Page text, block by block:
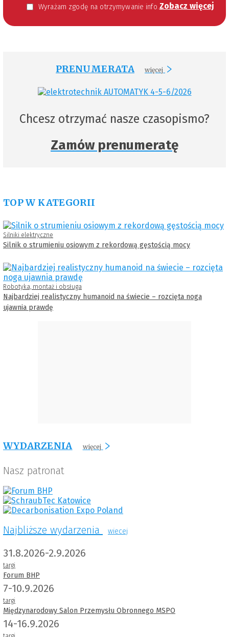
Wyrażam zgodę na otrzymywanie informacji handlowej kierowanej do mnie za pomocą środków komunikacji elektronicznej w szczególności poczty elektronicznej zgodnie z przepisem art. 10 ust 2 ustawy z dnia 18 lipca 2002 roku o świadczeniu usług drogą elektroniczną (Dz. U. 144 z 2002 r. poz. 1204). Zgoda jest dobrowolna, jednak jej wyrażenie jest konieczne, aby otrzymywać newsletter. Zobacz więcej
PRENUMERATA więcej
Chcesz otrzymać nasze czasopismo?
Zamów prenumeratę
TOP W KATEGORII
Silniki elektryczne
Silnik o strumieniu osiowym z rekordową gęstością mocy
Robotyka, montaż i obsługa
Najbardziej realistyczny humanoid na świecie – rozcięta noga
ujawnia prawdę
WYDARZENIA więcej
Nasz patronat
Najbliższe wydarzenia wiecej
31.8.2026-2.9.2026
targi
Forum BHP
7-10.9.2026
targi
Międzynarodowy Salon Przemysłu Obronnego MSPO
14-16.9.2026